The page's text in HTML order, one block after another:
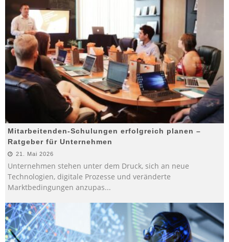
Mitarbeitenden-Schulungen erfolgreich planen –
Ratgeber für Unternehmen
21. Mai 2026
Unternehmen stehen unter dem Druck, sich an neue
Technologien, digitale Prozesse und veränderte
Marktbedingungen anzupas...